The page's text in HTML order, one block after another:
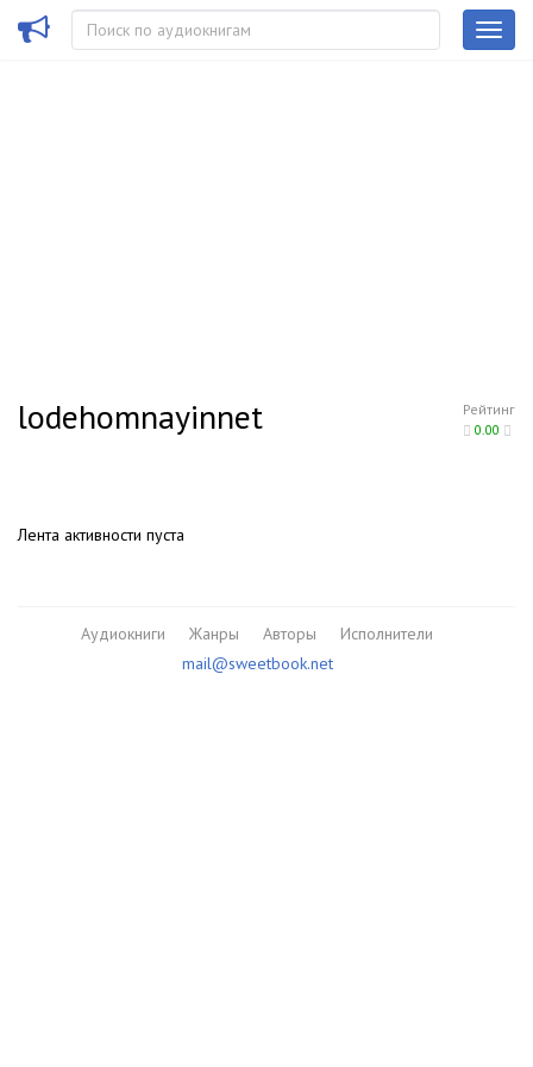
Рейтинг
0.00
lodehomnayinnet
Лента активности пуста
Аудиокниги Жанры Авторы
Исполнители
mail@sweetbook.net